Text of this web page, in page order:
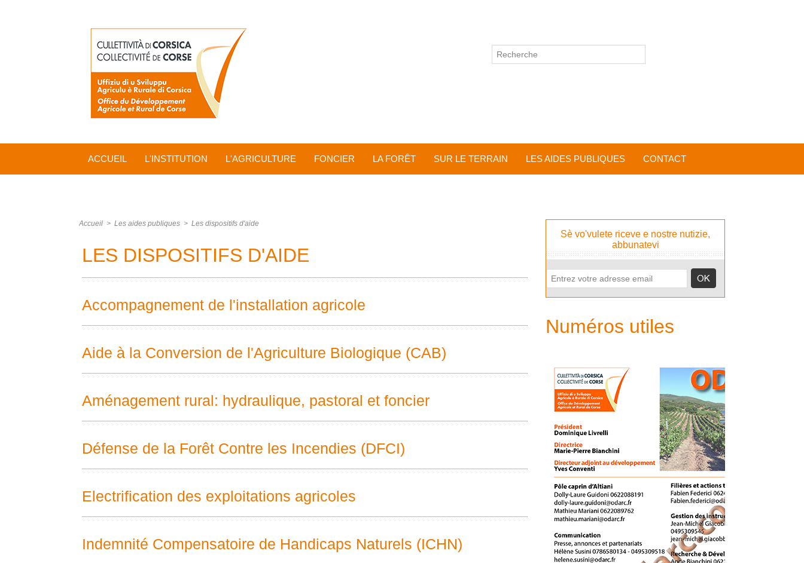
ACCUEIL L'INSTITUTION L'AGRICULTURE FONCIER LA FORÊT SUR LE TERRAIN LES AIDES PUBLIQUES CONTACT
Accueil > Les aides publiques > Les dispositifs d'aide
LES DISPOSITIFS D'AIDE
Accompagnement de l'installation agricole
Aide à la Conversion de l'Agriculture Biologique (CAB)
Aménagement rural: hydraulique, pastoral et foncier
Défense de la Forêt Contre les Incendies (DFCI)
Electrification des exploitations agricoles
Indemnité Compensatoire de Handicaps Naturels (ICHN)
Sè vo'vulete riceve e nostre nutizie,
abbunatevi
Numéros utiles